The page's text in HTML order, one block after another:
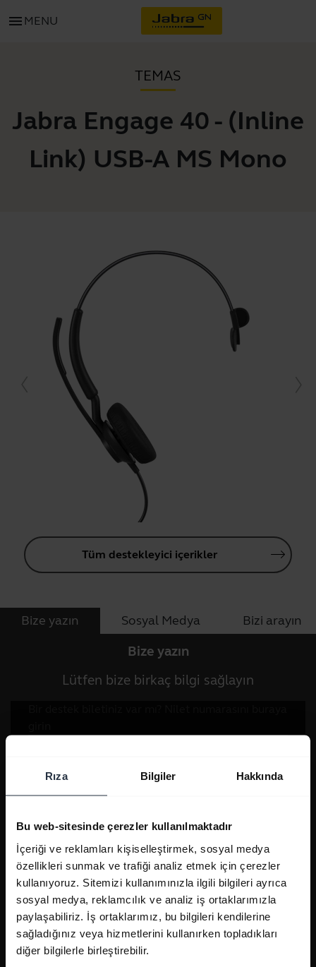
Rıza Bilgiler Hakkında
Bu web-sitesinde çerezler kullanılmaktadır
İçeriği ve reklamları kişiselleştirmek, sosyal medya
özellikleri sunmak ve trafiği analiz etmek için çerezler
kullanıyoruz. Sitemizi kullanımınızla ilgili bilgileri ayrıca
sosyal medya, reklamcılık ve analiz iş ortaklarımızla
paylaşabiliriz. İş ortaklarımız, bu bilgileri kendilerine
sağladığınız veya hizmetlerini kullanırken topladıkları
diğer bilgilerle birleştirebilir.
menu MENU
TEMAS
Jabra Engage 40 - (Inline
Link) USB-A MS Mono
Tüm destekleyici içerikler
Bize yazın Sosyal Medya Bizi arayın
Bize yazın
Lütfen bize birkaç bilgi sağlayın